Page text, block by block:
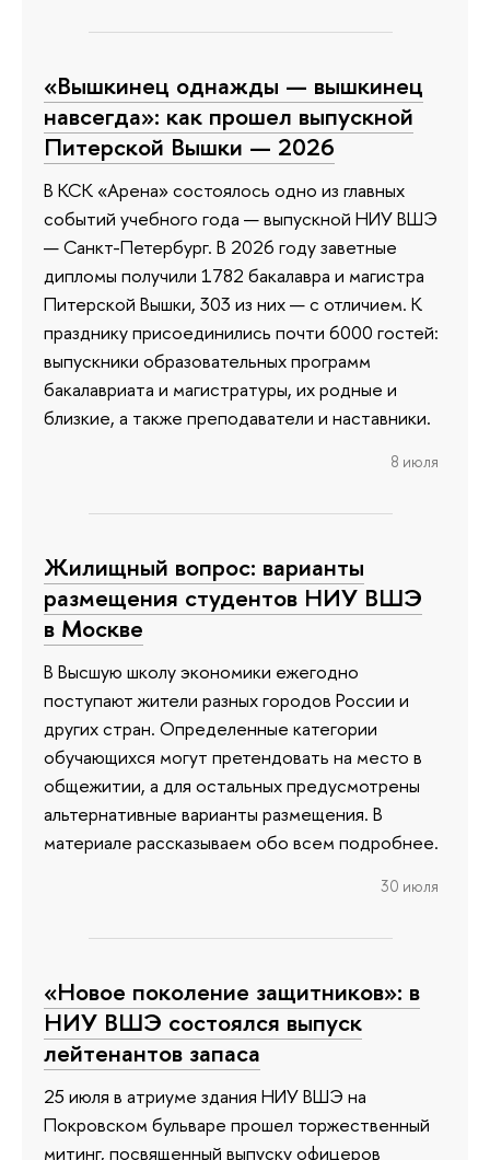
«Вышкинец однажды — вышкинец
навсегда»: как прошел выпускной
Питерской Вышки — 2026
В КСК «Арена» состоялось одно из главных
событий учебного года — выпускной НИУ ВШЭ
— Санкт-Петербург. В 2026 году заветные
дипломы получили 1782 бакалавра и магистра
Питерской Вышки, 303 из них — с отличием. К
празднику присоединились почти 6000 гостей:
выпускники образовательных программ
бакалавриата и магистратуры, их родные и
близкие, а также преподаватели и наставники.
8 июля
Жилищный вопрос: варианты
размещения студентов НИУ ВШЭ
в Москве
В Высшую школу экономики ежегодно
поступают жители разных городов России и
других стран. Определенные категории
обучающихся могут претендовать на место в
общежитии, а для остальных предусмотрены
альтернативные варианты размещения. В
материале рассказываем обо всем подробнее.
30 июля
«Новое поколение защитников»: в
НИУ ВШЭ состоялся выпуск
лейтенантов запаса
25 июля в атриуме здания НИУ ВШЭ на
Покровском бульваре прошел торжественный
митинг, посвященный выпуску офицеров